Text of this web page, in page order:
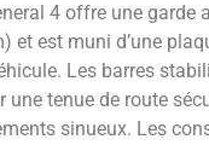
4 offre une garde
et est muni d’une
Les barres
une tenue de route
sinueux. Les